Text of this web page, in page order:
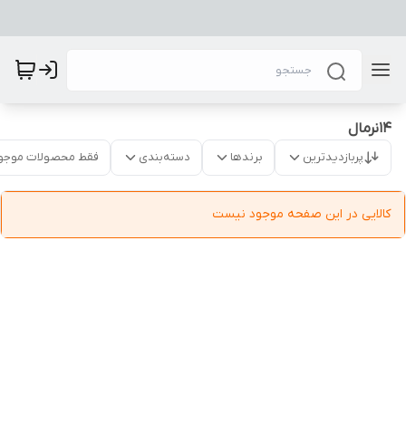
14نرمال
پربازدیدترین برندها دسته‌بندی فقط محصولات
کالایی در این صفحه موجود نیست